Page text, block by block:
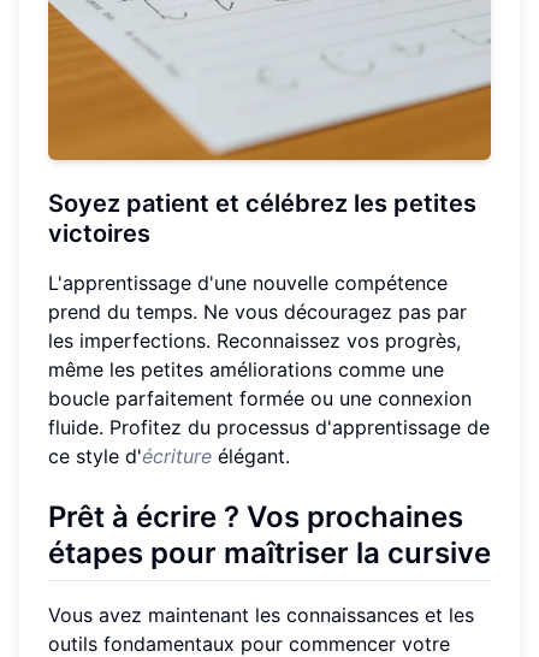
Soyez patient et célébrez les petites
victoires
L'apprentissage d'une nouvelle compétence
prend du temps. Ne vous découragez pas par
les imperfections. Reconnaissez vos progrès,
même les petites améliorations comme une
boucle parfaitement formée ou une connexion
fluide. Profitez du processus d'apprentissage de
ce style d'écriture élégant.
Prêt à écrire ? Vos prochaines
étapes pour maîtriser la cursive
Vous avez maintenant les connaissances et les
outils fondamentaux pour commencer votre